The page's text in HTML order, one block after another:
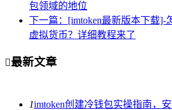
包领域的地位
下一篇：[imtoken最新版本下载]-
虚拟货币？详细教程来了
最新文章
1imtoken创建冷钱包实操指南，